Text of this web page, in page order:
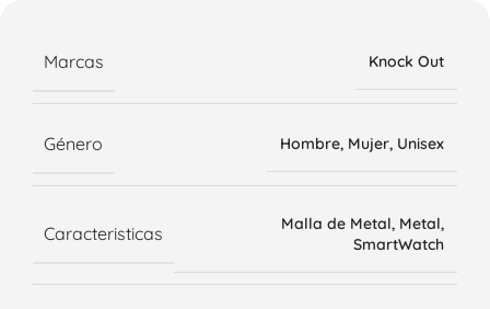
Marcas Knock Out
Género Hombre, Mujer, Unisex
Caracteristicas Malla de Metal, Metal,
SmartWatch